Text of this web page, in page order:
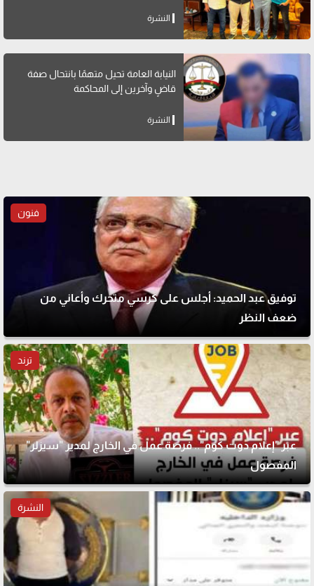
النشرة
النيابة العامة تحيل متهمًا بانتحال صفة
قاضٍ وآخرين إلى المحاكمة
النشرة
فنون
توفيق عبد الحميد: أجلس على كرسي متحرك وأعاني من
ضعف النظر
ترند
عبر "إعلام دوت كوم".. فرصة عمل في الخارج لمدير "سيزلر"
المفصول
النشرة